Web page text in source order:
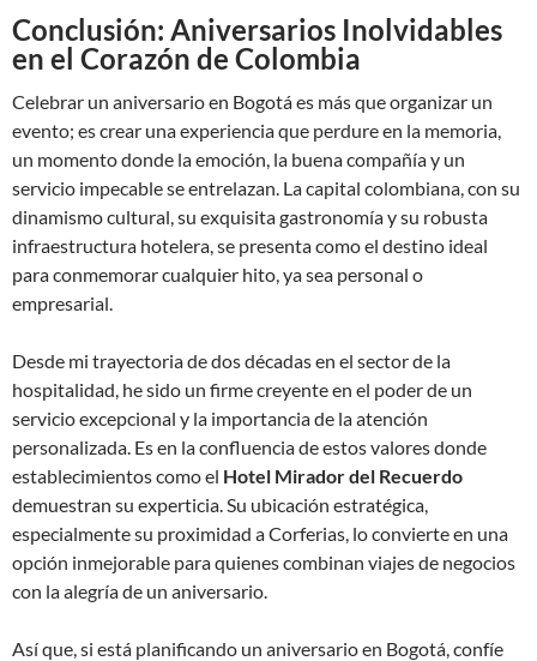
Conclusión: Aniversarios Inolvidables
en el Corazón de Colombia
Celebrar un aniversario en Bogotá es más que organizar un
evento; es crear una experiencia que perdure en la memoria,
un momento donde la emoción, la buena compañía y un
servicio impecable se entrelazan. La capital colombiana, con su
dinamismo cultural, su exquisita gastronomía y su robusta
infraestructura hotelera, se presenta como el destino ideal
para conmemorar cualquier hito, ya sea personal o
empresarial.
Desde mi trayectoria de dos décadas en el sector de la
hospitalidad, he sido un firme creyente en el poder de un
servicio excepcional y la importancia de la atención
personalizada. Es en la confluencia de estos valores donde
establecimientos como el Hotel Mirador del Recuerdo
demuestran su experticia. Su ubicación estratégica,
especialmente su proximidad a Corferias, lo convierte en una
opción inmejorable para quienes combinan viajes de negocios
con la alegría de un aniversario.
Así que, si está planificando un aniversario en Bogotá, confíe